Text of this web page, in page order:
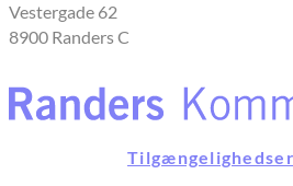
Vestergade 62
8900 Randers C